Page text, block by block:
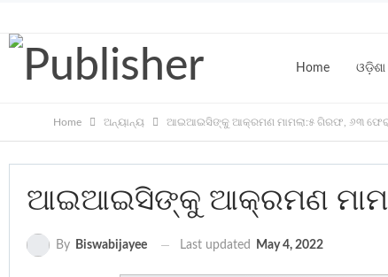
Home ଓଡ଼ିଶା
Home ଅନ୍ୟାନ୍ୟ ଆଇଆଇସିଙ୍କୁ ଆକ୍ରମଣ ମାମଲା:୫ ଗିରଫ, ୬୩
ଆଇଆଇସିଙ୍କୁ ଆକ୍ରମଣ
By Biswabijayee Last updated May 4, 2022